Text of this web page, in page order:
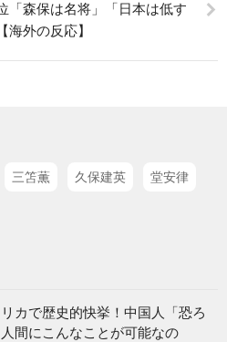
「森保は名将」「日本は低す
海外の反応】
三笘薫 久保建英 堂安律
カで歴史的快挙！中国人「恐ろ
間にこんなことが可能なの